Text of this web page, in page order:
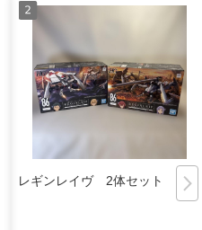
レギンレイヴ 2体セット